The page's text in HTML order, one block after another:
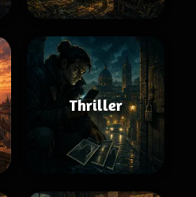
Thriller